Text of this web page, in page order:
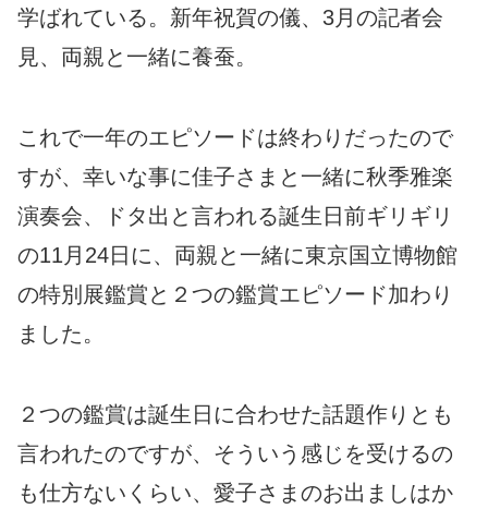
学ばれている。新年祝賀の儀、3月の記者会
見、両親と一緒に養蚕。
これで一年のエピソードは終わりだったので
すが、幸いな事に佳子さまと一緒に秋季雅楽
演奏会、ドタ出と言われる誕生日前ギリギリ
の11月24日に、両親と一緒に東京国立博物館
の特別展鑑賞と２つの鑑賞エピソード加わり
ました。
２つの鑑賞は誕生日に合わせた話題作りとも
言われたのですが、そういう感じを受けるの
も仕方ないくらい、愛子さまのお出ましはか